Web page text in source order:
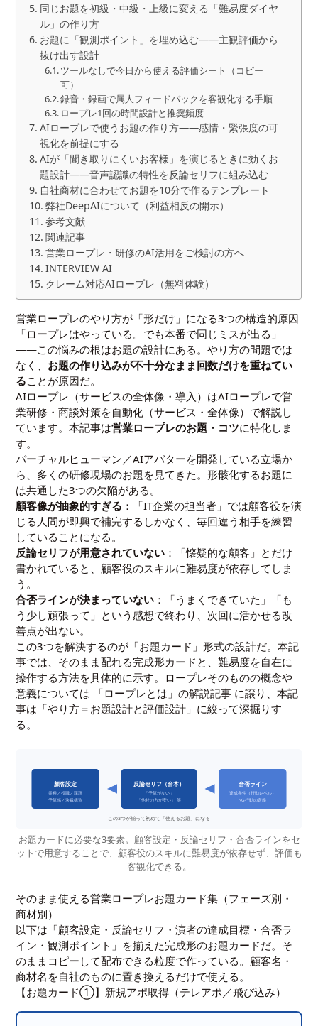
同じお題を初級・中級・上級に変える「難易度ダイヤ
ル」の作り方
お題に「観測ポイント」を埋め込む——主観評価から
抜け出す設計
ツールなしで今日から使える評価シート（コピー
可）
録音・録画で属人フィードバックを客観化する手順
ロープレ1回の時間設計と推奨頻度
AIロープレで使うお題の作り方——感情・緊張度の可
視化を前提にする
AIが「聞き取りにくいお客様」を演じるときに効くお
題設計——音声認識の特性を反論セリフに組み込む
自社商材に合わせてお題を10分で作るテンプレート
弊社DeepAIについて（利益相反の開示）
参考文献
関連記事
営業ロープレ・研修のAI活用をご検討の方へ
INTERVIEW AI
クレーム対応AIロープレ（無料体験）
営業ロープレのやり方が「形だけ」になる3つの構造的原因
「ロープレはやっている。でも本番で同じミスが出る」
——この悩みの根はお題の設計にある。やり方の問題では
なく、 お題の作り込みが不十分なまま回数だけを重ねてい
ることが原因だ。
AIロープレ（サービスの全体像・導入）はAIロープレで営
業研修・商談対策を自動化（サービス・全体像） で解説し
ています。本記事は営業ロープレのお題・コツに特化しま
す。
バーチャルヒューマン／AIアバターを開発している立場か
ら、多くの研修現場のお題を見てきた。形骸化するお題に
は共通した3つの欠陥がある。
顧客像が抽象的すぎる ：「IT企業の担当者」では顧客役を演
じる人間が即興で補完するしかなく、毎回違う相手を練習
していることになる。
反論セリフが用意されていない ：「懐疑的な顧客」とだけ
書かれていると、顧客役のスキルに難易度が依存してしま
う。
合否ラインが決まっていない ：「うまくできていた」「も
う少し頑張って」という感想で終わり、次回に活かせる改
善点が出ない。
この3つを解決するのが「お題カード」形式の設計だ。本記
事では、そのまま配れる完成形カードと、難易度を自在に
操作する方法を具体的に示す。ロープレそのものの概念や
意義については
「ロープレとは」の解説記事 に譲り、本記
事は「やり方＝お題設計と評価設計」に絞って深掘りす
る。
顧客設定
業種／役職／課題
予算感／決裁構造
反論セリフ（台本）
「予算がない」
「他社の方が安い」 等
合否ライン
達成条件（行動レベル）
NG行動の定義
この3つが揃って初めて「使えるお題」になる
お題カードに必要な3要素。顧客設定・反論セリフ・合否ラインをセ
ットで用意することで、顧客役のスキルに難易度が依存せず、評価も
客観化できる。
そのまま使える営業ロープレお題カード集（フェーズ別・
商材別）
以下は「顧客設定・反論セリフ・演者の達成目標・合否ラ
イン・観測ポイント」を揃えた完成形のお題カードだ。そ
のままコピーして配布できる粒度で作っている。顧客名・
商材名を自社のものに置き換えるだけで使える。
【お題カード①】新規アポ取得（テレアポ／飛び込み）